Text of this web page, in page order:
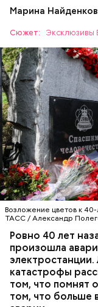
Марина
Сюжет: Эксклюзивы
Возложение цветов к
ТАСС / Александр
Ровно 40 лет
произошла
катастрофы
том, что помнят
том, что больше
Специалист
авиацентра
Киеве в
гражданской
произошла
станции, ему
АВАРИИ
Как гласит
Иерусалим,
отчаявшихся
А еще, удержав
смерти трех
корыстолюбивым